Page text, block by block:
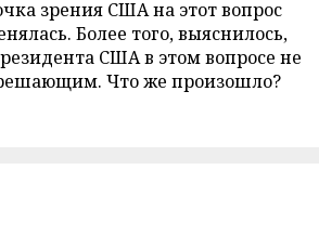
зрения США на этот вопрос
Более того, выяснилось,
США в этом вопросе не
Что же произошло?